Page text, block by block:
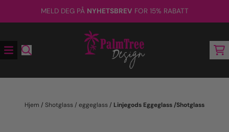
Hopp til innholdMELD DEG PÅ NYHETSBREV FOR 15% RABATT
Hjem / Shotglass / eggeglass / Linjegods Eggeglass /Shotglass